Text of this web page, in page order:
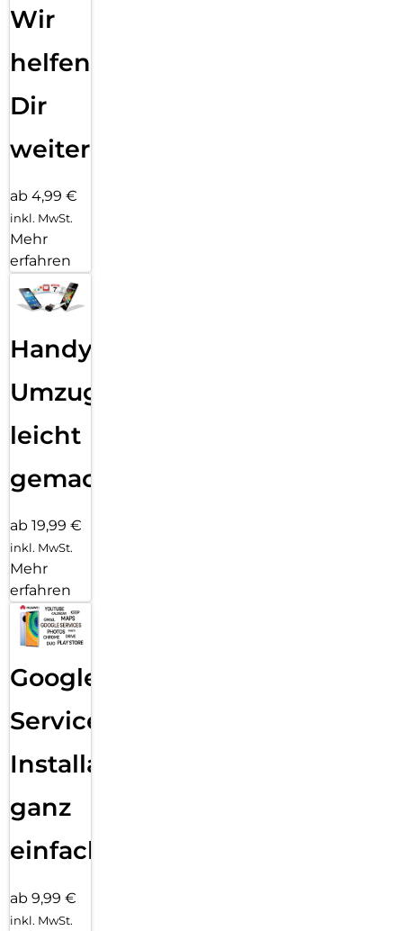
Wir
helfen
Dir
weiter
ab 4,99 €
inkl. MwSt.
Mehr
erfahren
Handy
Umzug
leicht
gemacht!
ab 19,99 €
inkl. MwSt.
Mehr
erfahren
Google
Services
Installation
ganz
einfach
ab 9,99 €
inkl. MwSt.